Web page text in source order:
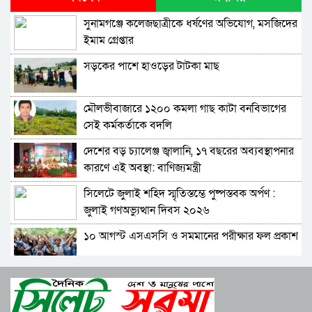
বিরুদ্ধে আনুষ্ঠানিক অভিযোগ
বিরোধীদলের পতন শুরু হয়েছে, ১১ দল এখন ৯ দলে
গিয়ে ঠেকেছে: রাশেদ খান
কে হতে পারেন পরবর্তী রাষ্ট্রপতি, আলোচনায় এক
আমলা
সিলেটে আদলত চত্বরে শিশু ফাহিমা হত্যা মামলার
আসামির ওপর ফের হামলা
এআই দিয়ে অশালীন ছবি ছড়ানোর অভিযোগ
সিলেটের কনটেন্ট ক্রিয়েটর রাফিয়ার
শাবিপ্রবিতে শিক্ষার্থীকে মারধর: ছাত্রদল নেতা হাসিবুর
ও তারেক বহিষ্কার, ক্যাম্পাসে নিষিদ্ধ ২ বছর
ক্ষোভ, দ্রুত সংস্কারের আহ্বান
নারী-কাণ্ডে জামায়াত থেকে বহিস্কার এমপি গাজী
নজরুল
সুনামগঞ্জে কলেজছাত্রীকে ধর্ষণের অভিযোগ, মসজিদের
ইমাম গ্রেপ্তার
সড়কের পাশে হাওড়ের টাটকা মাছ
মৌলভীবাজারে ১২০০ কমলা গাছ কাটা বনবিভাগের
সেই কর্মকর্তাকে বদলি
দেশের বড় চ্যালেঞ্জ জ্বালানি, ১৭ বছরের অব্যবস্থাপনার
কারণে এই অবস্থা: বাণিজ্যমন্ত্রী
সিলেটে জুলাই শহিদ স্মৃতিস্তম্ভে পুষ্পস্তবক অর্পণ :
জুলাই গণঅভ্যুত্থান দিবস ২০২৬
১০ আগস্ট এসএসসি ও সমমানের পরীক্ষার ফল প্রকাশ
শাপলা চত্বরে হত্যা মামলা: শেখ হাসিনাসহ ৪১ জনের
বিরুদ্ধে আনুষ্ঠানিক অভিযোগ